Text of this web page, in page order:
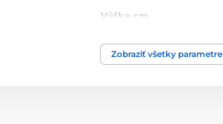
Výška cm
Motív
Zobraziť všetky parametre